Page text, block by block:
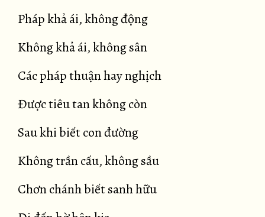
Pháp khả ái, không động
Không khả ái, không sân
Các pháp thuận hay nghịch
Được tiêu tan không còn
Sau khi biết con đường
Không trần cấu, không sầu
Chơn chánh biết sanh hữu